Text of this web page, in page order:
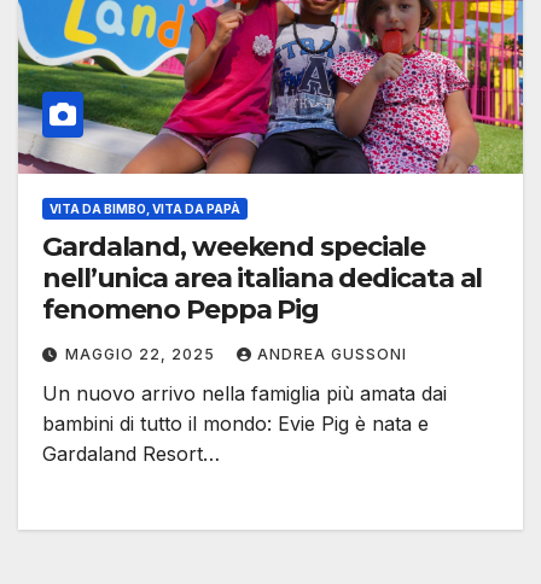
VITA DA BIMBO, VITA DA PAPÀ
Gardaland, weekend speciale
nell’unica area italiana dedicata al
fenomeno Peppa Pig
MAGGIO 22, 2025 ANDREA GUSSONI
Un nuovo arrivo nella famiglia più amata dai
bambini di tutto il mondo: Evie Pig è nata e
Gardaland Resort…